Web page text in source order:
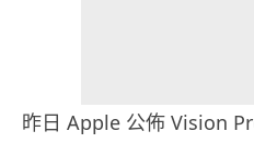
昨日 Apple 公佈 Vision